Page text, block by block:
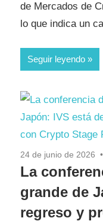
de Mercados de
lo que indica un
Seguir leyendo
24 de junio de 2026
La
grande de
regreso y